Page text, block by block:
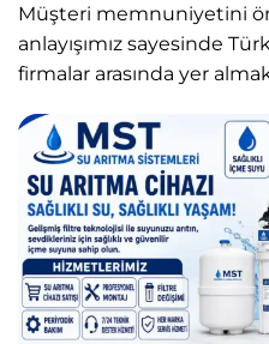
Müşteri memnuniyetini
anlayışımız sayesinde
firmalar arasında yer